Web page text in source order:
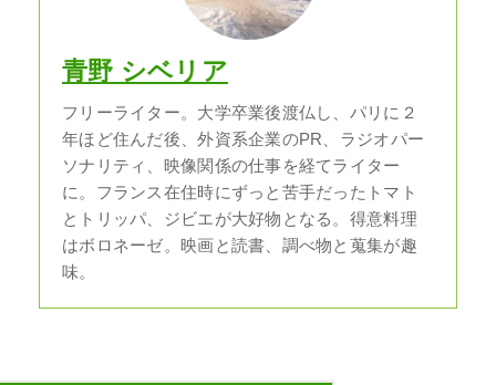
青野 シベリア
フリーライター。大学卒業後渡仏し、パリに２
年ほど住んだ後、外資系企業のPR、ラジオパー
ソナリティ、映像関係の仕事を経てライター
に。フランス在住時にずっと苦手だったトマト
とトリッパ、ジビエが大好物となる。得意料理
はボロネーゼ。映画と読書、調べ物と蒐集が趣
味。